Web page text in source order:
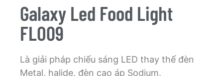
Galaxy Led Food Light
FLO09
Là giải pháp chiếu sáng LED thay thế đèn
Metal, halide, đèn cao áp Sodium.